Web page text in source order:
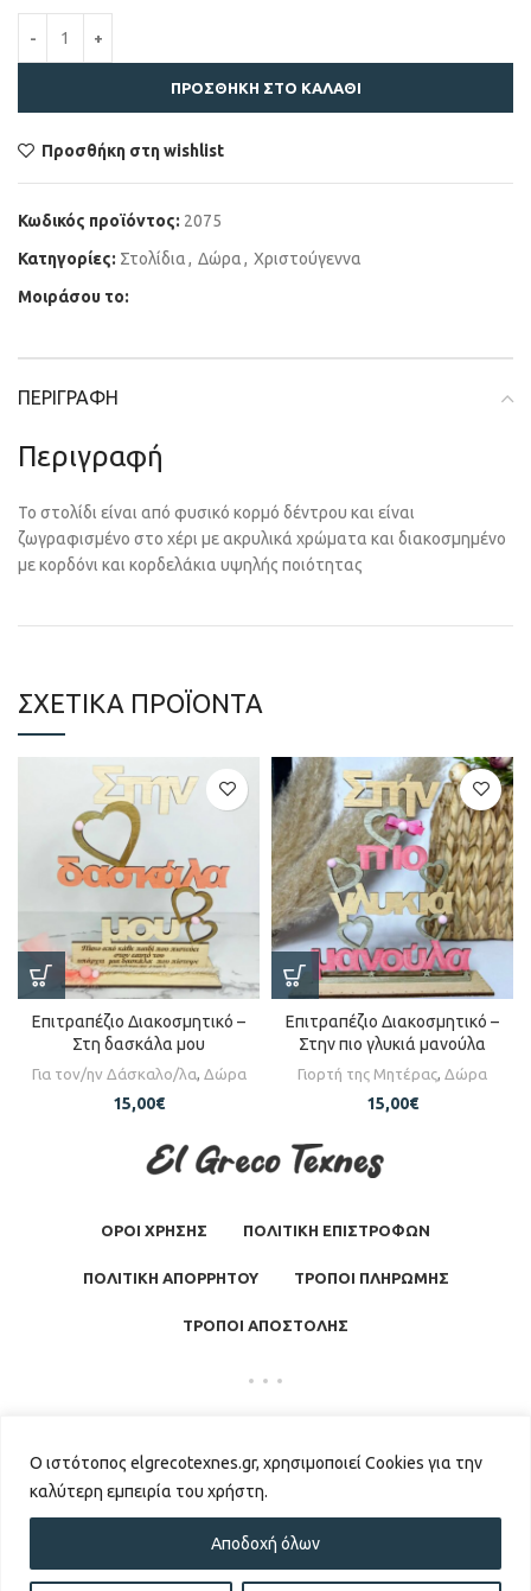
Ο ιστότοπος elgrecotexnes.gr, χρησιμοποιεί Cookies για την
καλύτερη εμπειρία του χρήστη.
Αποδοχή όλων
ΠΡΟΣΘΉΚΗ ΣΤΟ ΚΑΛΆΘΙ
Προσθήκη στη wishlist
Κωδικός προϊόντος: 2075
Κατηγορίες: Στολίδια, Δώρα, Χριστούγεννα
Μοιράσου το:
ΠΕΡΙΓΡΑΦΉ
Περιγραφή
Το στολίδι είναι από φυσικό κορμό δέντρου και είναι
ζωγραφισμένο στο χέρι με ακρυλικά χρώματα και διακοσμημένο
με κορδόνι και κορδελάκια υψηλής ποιότητας
ΣΧΕΤΙΚΆ ΠΡΟΪΌΝΤΑ
Επιτραπέζιο Διακοσμητικό –
Στη δασκάλα μου
Για τον/ην Δάσκαλο/λα, Δώρα
15,00€
Επιτραπέζιο Διακοσμητικό –
Στην πιο γλυκιά μανούλα
Γιορτή της Μητέρας, Δώρα
15,00€
ΟΡΟΙ ΧΡΗΣΗΣ ΠΟΛΙΤΙΚΗ ΕΠΙΣΤΡΟΦΩΝ
ΠΟΛΙΤΙΚΗ ΑΠΟΡΡΗΤΟΥ ΤΡΟΠΟΙ ΠΛΗΡΩΜΗΣ
ΤΡΟΠΟΙ ΑΠΟΣΤΟΛΗΣ
El Greco Texnes 2026 | Powered byGKISASGROUP